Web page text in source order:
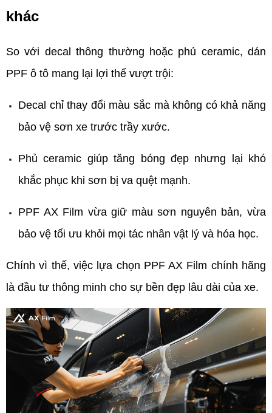
khác
So với decal thông thường hoặc phủ ceramic, dán
PPF ô tô mang lại lợi thế vượt trội:
Decal chỉ thay đổi màu sắc mà không có khả năng
bảo vệ sơn xe trước trầy xước.
Phủ ceramic giúp tăng bóng đẹp nhưng lại khó
khắc phục khi sơn bị va quệt mạnh.
PPF AX Film vừa giữ màu sơn nguyên bản, vừa
bảo vệ tối ưu khỏi mọi tác nhân vật lý và hóa học.
Chính vì thế, việc lựa chọn PPF AX Film chính hãng
là đầu tư thông minh cho sự bền đẹp lâu dài của xe.